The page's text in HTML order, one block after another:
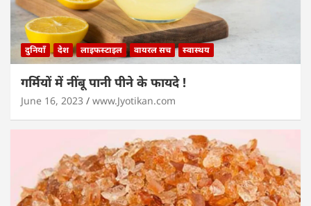
दुनियाँ देश लाइफस्टाइल वायरल सच स्वास्थय
गर्मियों में नींबू पानी पीने के फायदे !
June 16, 2023 www.Jyotikan.com